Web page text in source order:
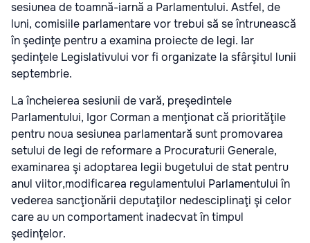
sesiunea de toamnă-iarnă a Parlamentului. Astfel, de
luni, comisiile parlamentare vor trebui să se întrunească
în şedinţe pentru a examina proiecte de legi. Iar
şedinţele Legislativului vor fi organizate la sfârşitul lunii
septembrie.
La încheierea sesiunii de vară, preşedintele
Parlamentului, Igor Corman a menţionat că priorităţile
pentru noua sesiunea parlamentară sunt promovarea
setului de legi de reformare a Procuraturii Generale,
examinarea şi adoptarea legii bugetului de stat pentru
anul viitor,modificarea regulamentului Parlamentului în
vederea sancţionării deputaţilor nedesciplinaţi şi celor
care au un comportament inadecvat în timpul
şedinţelor.